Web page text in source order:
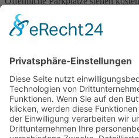
Hotel tenHoopen • Restaurant
Zum Kurgarten 24 | 34414
8483oder+49 5641 78890